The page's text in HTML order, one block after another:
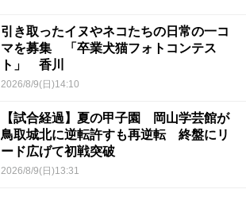
引き取ったイヌやネコたちの日常の一コ
マを募集 「卒業犬猫フォトコンテス
ト」 香川
2026/8/9(日)14:10
【試合経過】夏の甲子園 岡山学芸館が
鳥取城北に逆転許すも再逆転 終盤にリ
ード広げて初戦突破
2026/8/9(日)13:31